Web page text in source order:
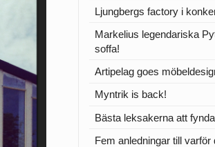
Ljungbergs factory i
Markelius legendariska
soffa!
Artipelag goes
Myntrik is back!
Bästa leksakerna att
Fem anledningar till varför